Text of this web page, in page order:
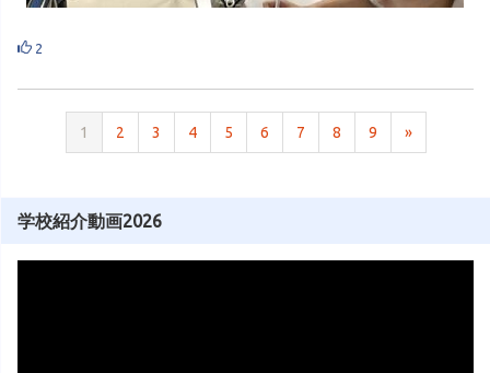
2
1 2 3 4 5 6 7 8 9 »
学校紹介動画2026